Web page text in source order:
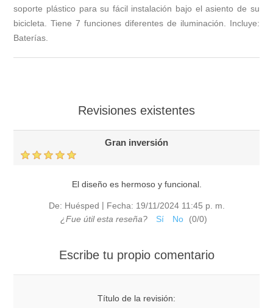
soporte plástico para su fácil instalación bajo el asiento de su
bicicleta. Tiene 7 funciones diferentes de iluminación. Incluye:
Baterías.
Revisiones existentes
Gran inversión
El diseño es hermoso y funcional.
De: Huésped | Fecha: 19/11/2024 11:45 p. m.
¿Fue útil esta reseña?
Sí No (0/0)
Escribe tu propio comentario
Título de la revisión: